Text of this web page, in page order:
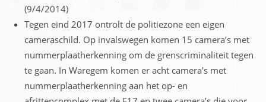
(9/4/2014)
Tegen eind 2017 ontrolt de politiezone een eigen
cameraschild. Op invalswegen komen 15 camera’s met
nummerplaatherkenning om de grenscriminaliteit tegen
te gaan. In Waregem komen er acht camera’s met
nummerplaatherkenning aan het op- en